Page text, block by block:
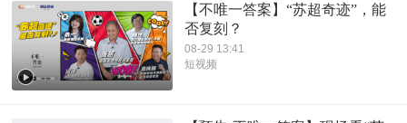
【不唯一答案】“苏超奇迹”，能
否复刻？
08-29 13:41
短视频